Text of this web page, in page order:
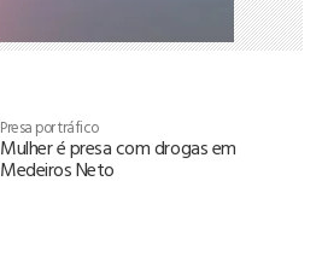
Presa por tráfico
Mulher é presa com drogas em
Medeiros Neto